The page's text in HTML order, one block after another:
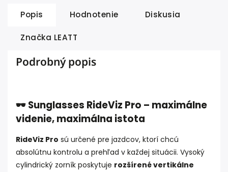
Popis Hodnotenie Diskusia
Značka LEATT
Podrobný popis
🕶️ Sunglasses RideViz Pro – maximálne
videnie, maximálna istota
RideViz Pro sú určené pre jazdcov, ktorí chcú
absolútnu kontrolu a prehľad v každej situácii. Vysoký
cylindrický zorník poskytuje rozšírené vertikálne